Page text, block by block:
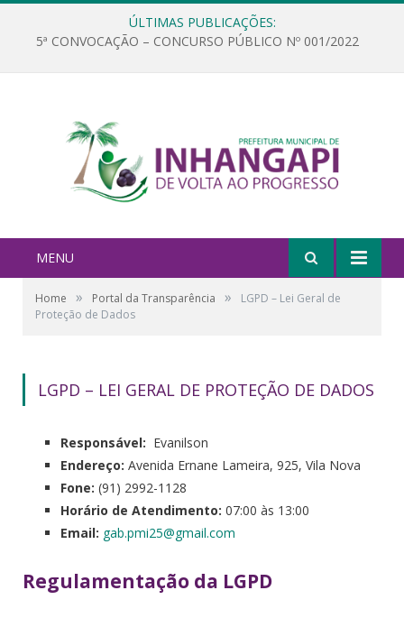
ÚLTIMAS PUBLICAÇÕES:
5ª CONVOCAÇÃO – CONCURSO PÚBLICO Nº 001/2022
MENU
Home » Portal da Transparência »
LGPD – Lei Geral de
Proteção de Dados
LGPD – LEI GERAL DE PROTEÇÃO DE DADOS
Responsável: Evanilson
Endereço: Avenida Ernane Lameira, 925, Vila Nova
Fone: (91) 2992-1128
Horário de Atendimento: 07:00 às 13:00
Email: gab.pmi25@gmail.com
Regulamentação da LGPD